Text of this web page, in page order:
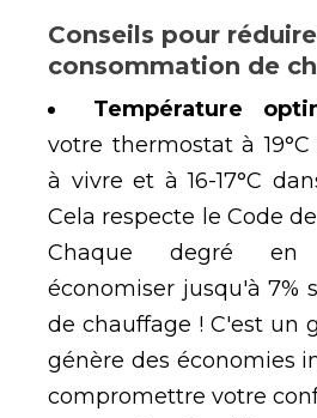
Conseils pour ré
consommation de
Température
votre thermostat à 19°C
à vivre et à 16-17°C
Cela respecte le Code
Chaque degré en
économiser jusqu'à 7%
de chauffage ! C'est un
génère des économies
compromettre votre